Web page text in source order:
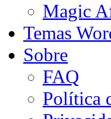
Magic
Temas
Sobre
FAQ
Política